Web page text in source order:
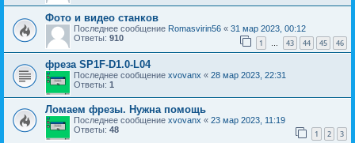
Фото и видео станков
Последнее сообщение Romasvirin56 « 31 мар 2023, 00:12
Ответы: 910 1 … 43 44 45 46
фреза SP1F-D1.0-L04
Последнее сообщение xvovanx « 28 мар 2023, 22:31
Ответы: 1
Ломаем фрезы. Нужна помощь
Последнее сообщение xvovanx « 23 мар 2023, 11:19
Ответы: 48 1 2 3